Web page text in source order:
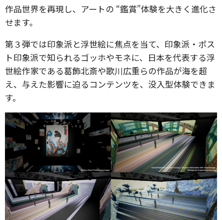
作品世界を再現し、アートの “鑑賞”体験を大きく進化さ
せます。
第３弾では印象派と浮世絵に焦点を当て、印象派・ポス
ト印象派で知られるゴッホやモネに、日本を代表する浮
世絵作家である葛飾北斎や歌川広重らの作品が海を超
え、与えた影響に迫るコンテンツを、没入型体験できま
す。